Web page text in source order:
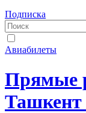
Подписка
Авиабилеты
Прямые
Ташкент